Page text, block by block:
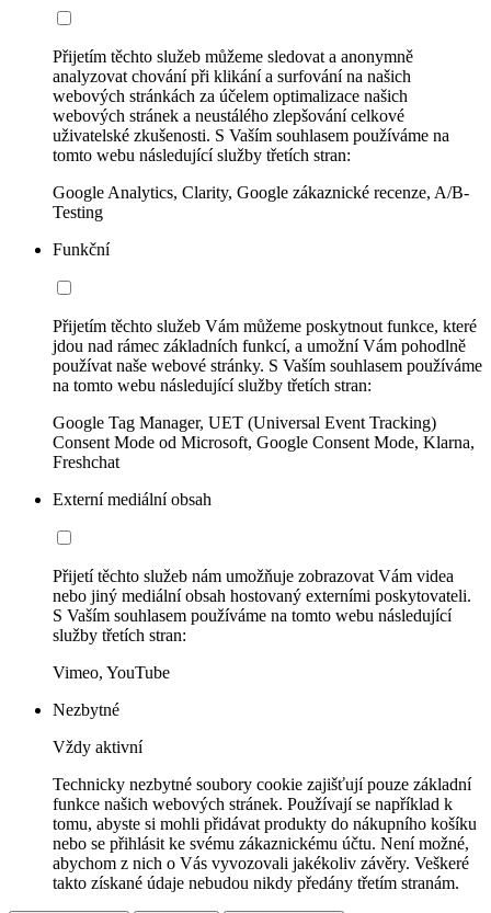
Přijetím těchto služeb můžeme sledovat a anonymně
analyzovat chování při klikání a surfování na našich
webových stránkách za účelem optimalizace našich
webových stránek a neustálého zlepšování celkové
uživatelské zkušenosti. S Vaším souhlasem používáme na
tomto webu následující služby třetích stran:
Google Analytics, Clarity, Google zákaznické recenze, A/B-
Testing
Funkční
Přijetím těchto služeb Vám můžeme poskytnout funkce, které
jdou nad rámec základních funkcí, a umožní Vám pohodlně
používat naše webové stránky. S Vaším souhlasem používáme
na tomto webu následující služby třetích stran:
Google Tag Manager, UET (Universal Event Tracking)
Consent Mode od Microsoft, Google Consent Mode, Klarna,
Freshchat
Externí mediální obsah
Přijetí těchto služeb nám umožňuje zobrazovat Vám videa
nebo jiný mediální obsah hostovaný externími poskytovateli.
S Vaším souhlasem používáme na tomto webu následující
služby třetích stran:
Vimeo, YouTube
Nezbytné
Vždy aktivní
Technicky nezbytné soubory cookie zajišťují pouze základní
funkce našich webových stránek. Používají se například k
tomu, abyste si mohli přidávat produkty do nákupního košíku
nebo se přihlásit ke svému zákaznickému účtu. Není možné,
abychom z nich o Vás vyvozovali jakékoliv závěry. Veškeré
takto získané údaje nebudou nikdy předány třetím stranám.